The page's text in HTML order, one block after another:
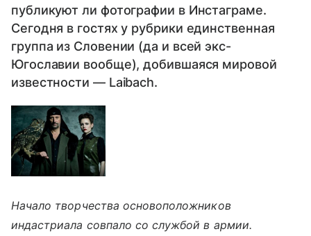
публикуют ли фотографии в Инстаграме.
Сегодня в гостях у рубрики единственная
группа из Cловении (да и всей экс-
Югославии вообще), добившаяся мировой
известности — Laibach.
Начало творчества основоположников
индастриала совпало со службой в армии.